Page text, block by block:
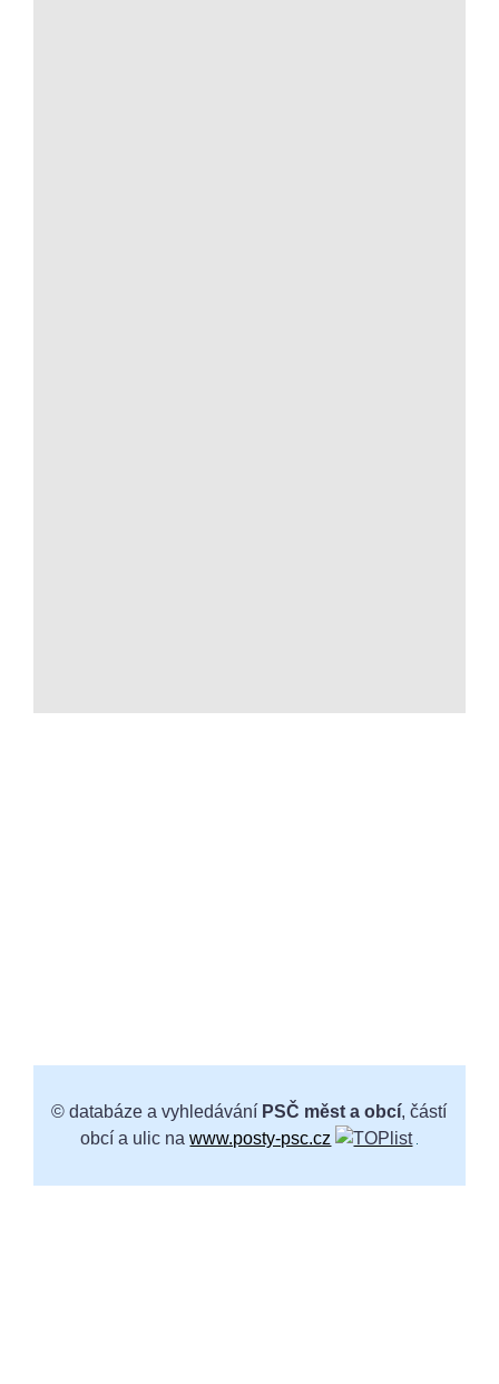
© databáze a vyhledávání PSČ měst a obcí, částí
obcí a ulic nawww.posty-psc.cz